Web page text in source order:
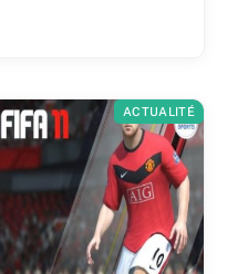
ACTUALITÉ